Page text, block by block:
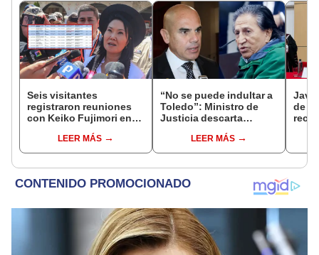
Seis visitantes
registraron reuniones
con Keiko Fujimori en
presidenta se
encontraba en Junín
LEER MÁS
“No se puede indultar a
Toledo”: Ministro de
Justicia descarta
exmandatario
LEER MÁS
de